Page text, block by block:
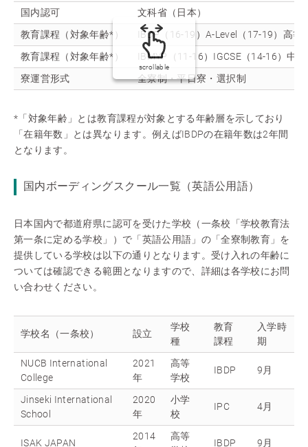
国内認可
文科省（日本）
教育課程（対象年齢*）
IBDP（16-19）A-Level（17-19）高等
教育課程（対象年齢*）
IBMYP（11-16）IGCSE（14-16）中
寮運営形式
全寮制・平日寮・選択制
scrollable
*「対象年齢」とは教育課程が対象とする年齢層を示しており
「在籍年数」とは異なります。例えばIBDPの在籍年数は2年間
となります。
国内ボーディングスクール一覧（英語公用語）
日本国内で都道府県に認可を受けた学校（一条校「学校教育法
第一条に定める学校」）で「英語公用語」の「全寮制教育」を
提供している学校は以下の通りとなります。受け入れの年齢に
ついては確認できる範囲となりますので、詳細は各学校にお問
い合わせください。
学校名（一条校） 設立
学校
種
教育
課程
入学時
期
NUCB International
College
2021
年
高等
学校
IBDP 9月
Jinseki International
School
2020
年
小学
校
IPC 4月
ISAK JAPAN
2014
高等
IBDP 9月